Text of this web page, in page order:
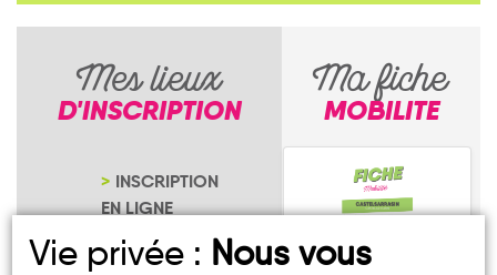
Mes lieux
D'INSCRIPTION
INSCRIPTION
EN LIGNE
NOTRE PAGE
D'INSCRIPTION
Ma fiche
MOBILITE
Vie privée : Nous vous